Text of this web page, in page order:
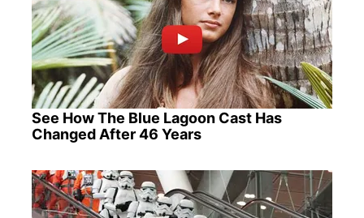
See How The Blue Lagoon Cast Has
Changed After 46 Years